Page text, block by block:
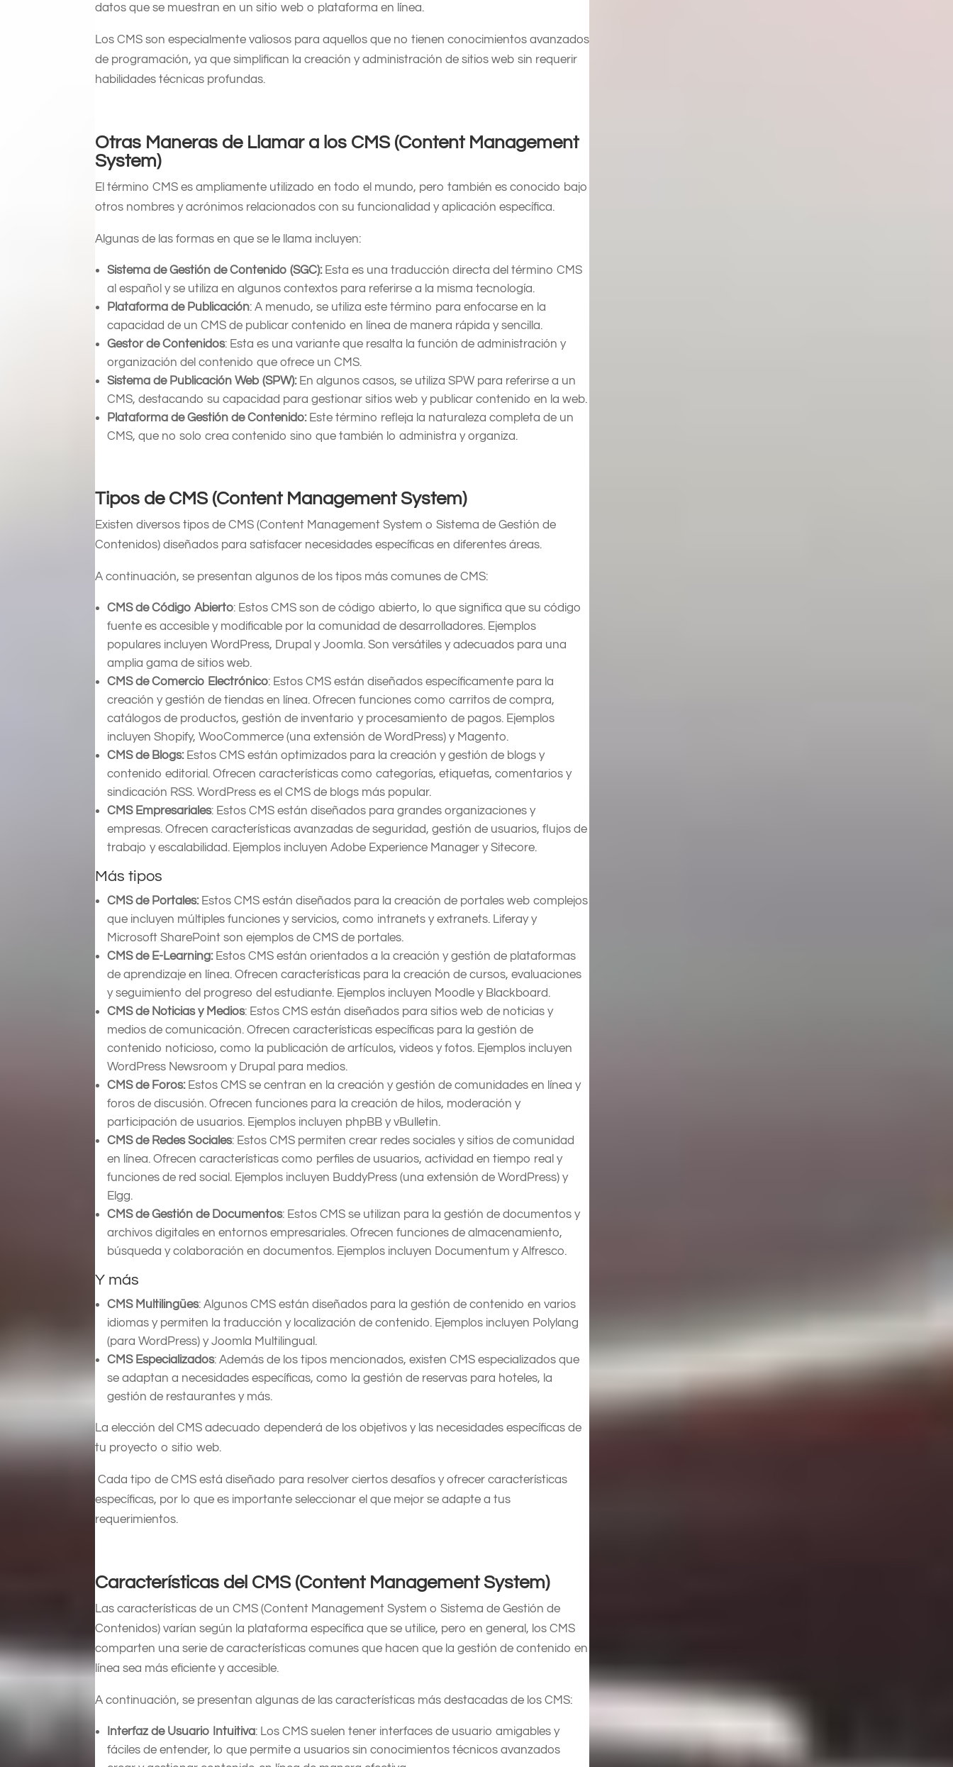
datos que se muestran en un sitio web o plataforma en línea.
Los CMS son especialmente valiosos para aquellos que no tienen conocimientos avanzados
de programación, ya que simplifican la creación y administración de sitios web sin requerir
habilidades técnicas profundas.
Otras Maneras de Llamar a los CMS (Content Management
System)
El término CMS es ampliamente utilizado en todo el mundo, pero también es conocido bajo
otros nombres y acrónimos relacionados con su funcionalidad y aplicación específica.
Algunas de las formas en que se le llama incluyen:
Sistema de Gestión de Contenido (SGC):Esta es una traducción directa del término CMS
al español y se utiliza en algunos contextos para referirse a la misma tecnología.
Plataforma de Publicación: A menudo, se utiliza este término para enfocarse en la
capacidad de un CMS de publicar contenido en línea de manera rápida y sencilla.
Gestor de Contenidos: Esta es una variante que resalta la función de administración y
organización del contenido que ofrece un CMS.
Sistema de Publicación Web (SPW):En algunos casos, se utiliza SPW para referirse a un
CMS, destacando su capacidad para gestionar sitios web y publicar contenido en la web.
Plataforma de Gestión de Contenido:Este término refleja la naturaleza completa de un
CMS, que no solo crea contenido sino que también lo administra y organiza.
Tipos de CMS (Content Management System)
Existen diversos tipos de CMS (Content Management System o Sistema de Gestión de
Contenidos) diseñados para satisfacer necesidades específicas en diferentes áreas.
A continuación, se presentan algunos de los tipos más comunes de CMS:
CMS de Código Abierto: Estos CMS son de código abierto, lo que significa que su código
fuente es accesible y modificable por la comunidad de desarrolladores. Ejemplos
populares incluyen WordPress, Drupal y Joomla. Son versátiles y adecuados para una
amplia gama de sitios web.
CMS de Comercio Electrónico: Estos CMS están diseñados específicamente para la
creación y gestión de tiendas en línea. Ofrecen funciones como carritos de compra,
catálogos de productos, gestión de inventario y procesamiento de pagos. Ejemplos
incluyen Shopify, WooCommerce (una extensión de WordPress) y Magento.
CMS de Blogs:Estos CMS están optimizados para la creación y gestión de blogs y
contenido editorial. Ofrecen características como categorías, etiquetas, comentarios y
sindicación RSS. WordPress es el CMS de blogs más popular.
CMS Empresariales: Estos CMS están diseñados para grandes organizaciones y
empresas. Ofrecen características avanzadas de seguridad, gestión de usuarios, flujos de
trabajo y escalabilidad. Ejemplos incluyen Adobe Experience Manager y Sitecore.
Más tipos
CMS de Portales:Estos CMS están diseñados para la creación de portales web complejos
que incluyen múltiples funciones y servicios, como intranets y extranets. Liferay y
Microsoft SharePoint son ejemplos de CMS de portales.
CMS de E-Learning:Estos CMS están orientados a la creación y gestión de plataformas
de aprendizaje en línea. Ofrecen características para la creación de cursos, evaluaciones
y seguimiento del progreso del estudiante. Ejemplos incluyen Moodle y Blackboard.
CMS de Noticias y Medios: Estos CMS están diseñados para sitios web de noticias y
medios de comunicación. Ofrecen características específicas para la gestión de
contenido noticioso, como la publicación de artículos, videos y fotos. Ejemplos incluyen
WordPress Newsroom y Drupal para medios.
CMS de Foros:Estos CMS se centran en la creación y gestión de comunidades en línea y
foros de discusión. Ofrecen funciones para la creación de hilos, moderación y
participación de usuarios. Ejemplos incluyen phpBB y vBulletin.
CMS de Redes Sociales: Estos CMS permiten crear redes sociales y sitios de comunidad
en línea. Ofrecen características como perfiles de usuarios, actividad en tiempo real y
funciones de red social. Ejemplos incluyen BuddyPress (una extensión de WordPress) y
Elgg.
CMS de Gestión de Documentos: Estos CMS se utilizan para la gestión de documentos y
archivos digitales en entornos empresariales. Ofrecen funciones de almacenamiento,
búsqueda y colaboración en documentos. Ejemplos incluyen Documentum y Alfresco.
Y más
CMS Multilingües: Algunos CMS están diseñados para la gestión de contenido en varios
idiomas y permiten la traducción y localización de contenido. Ejemplos incluyen Polylang
(para WordPress) y Joomla Multilingual.
CMS Especializados: Además de los tipos mencionados, existen CMS especializados que
se adaptan a necesidades específicas, como la gestión de reservas para hoteles, la
gestión de restaurantes y más.
La elección del CMS adecuado dependerá de los objetivos y las necesidades específicas de
tu proyecto o sitio web.
Cada tipo de CMS está diseñado para resolver ciertos desafíos y ofrecer características
específicas, por lo que es importante seleccionar el que mejor se adapte a tus
requerimientos.
Características del CMS (Content Management System)
Las características de un CMS (Content Management System o Sistema de Gestión de
Contenidos) varían según la plataforma específica que se utilice, pero en general, los CMS
comparten una serie de características comunes que hacen que la gestión de contenido en
línea sea más eficiente y accesible.
A continuación, se presentan algunas de las características más destacadas de los CMS:
Interfaz de Usuario Intuitiva: Los CMS suelen tener interfaces de usuario amigables y
fáciles de entender, lo que permite a usuarios sin conocimientos técnicos avanzados